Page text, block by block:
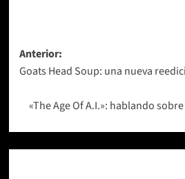
Navegación
de
entradas
Anterior:
Goats Head Soup: una nueva
«The Age Of A.I.»: hablando